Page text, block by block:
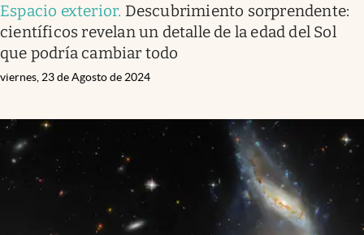
Espacio exterior. Descubrimiento sorprendente:
científicos revelan un detalle de la edad del Sol
que podría cambiar todo
viernes, 23 de Agosto de 2024